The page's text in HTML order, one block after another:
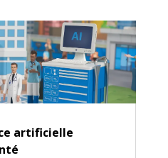
artificielle